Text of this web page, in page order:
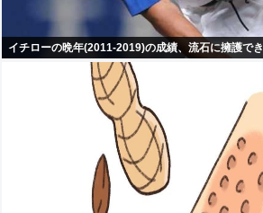
イチローの晩年(2011-2019)の成績、流石に擁護で